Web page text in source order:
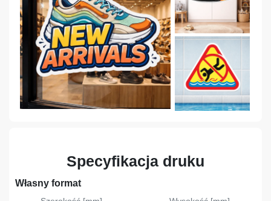
Specyfikacja druku
Własny format